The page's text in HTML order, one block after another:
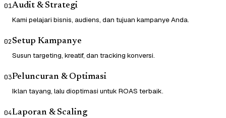
01Audit & Strategi
Kami pelajari bisnis, audiens, dan tujuan kampanye Anda.
02Setup Kampanye
Susun targeting, kreatif, dan tracking konversi.
03Peluncuran & Optimasi
Iklan tayang, lalu dioptimasi untuk ROAS terbaik.
04Laporan & Scaling